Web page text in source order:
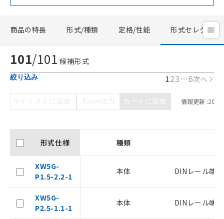
商品の特長 形式/種類 定格/性能 形式セレクタ
101/101 候補形式
絞り込み 123…6次へ
マイリストに追加 Excel出力 カートに追加 情報更新 :
形式仕様 種類
XW5G-
P1.5-2.2-1
本体 DINレール端
XW5G-
P2.5-1.1-1
本体 DINレール端